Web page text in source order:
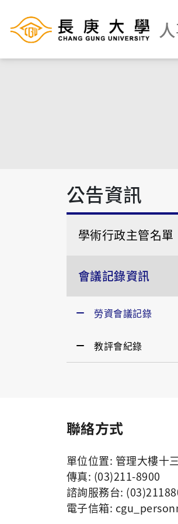
公告資訊
學術行政主管名單
會議記錄資訊
勞資會議記錄
教評會紀錄
聯絡方式
單位位置: 管理大樓十
傳真: (03)211-8900
諮詢服務台:
電子信箱: